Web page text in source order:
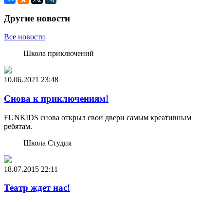
Другие новости
Все новости
Школа приключений
10.06.2021 23:48
Снова к приключениям!
FUNKIDS снова открыл свои двери самым креативным
ребятам.
Школа Студия
18.07.2015 22:11
Театр ждет нас!